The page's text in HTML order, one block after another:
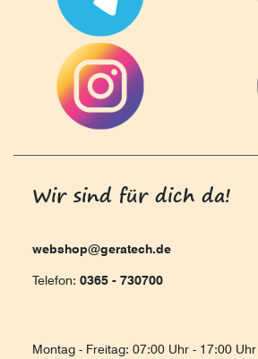
Wir sind für dich da!
webshop@geratech.de
Telefon: 0365 - 730700
Montag - Freitag: 07:00 Uhr - 17:00 Uhr